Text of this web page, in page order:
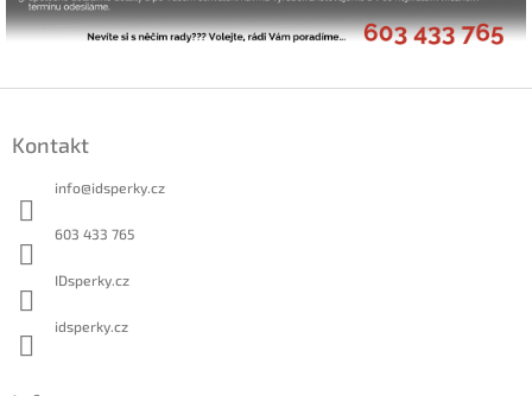
Kontakt
info@idsperky.cz
603 433 765
IDsperky.cz
idsperky.cz